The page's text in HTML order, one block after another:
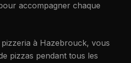
accompagner chaque
à Hazebrouck, vous
pizzas pendant tous les